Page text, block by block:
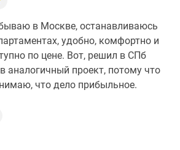
в Москве, останавливаюсь
удобно, комфортно и
по цене. Вот, решил в СПб
аналогичный проект, потому что
что дело прибыльное.